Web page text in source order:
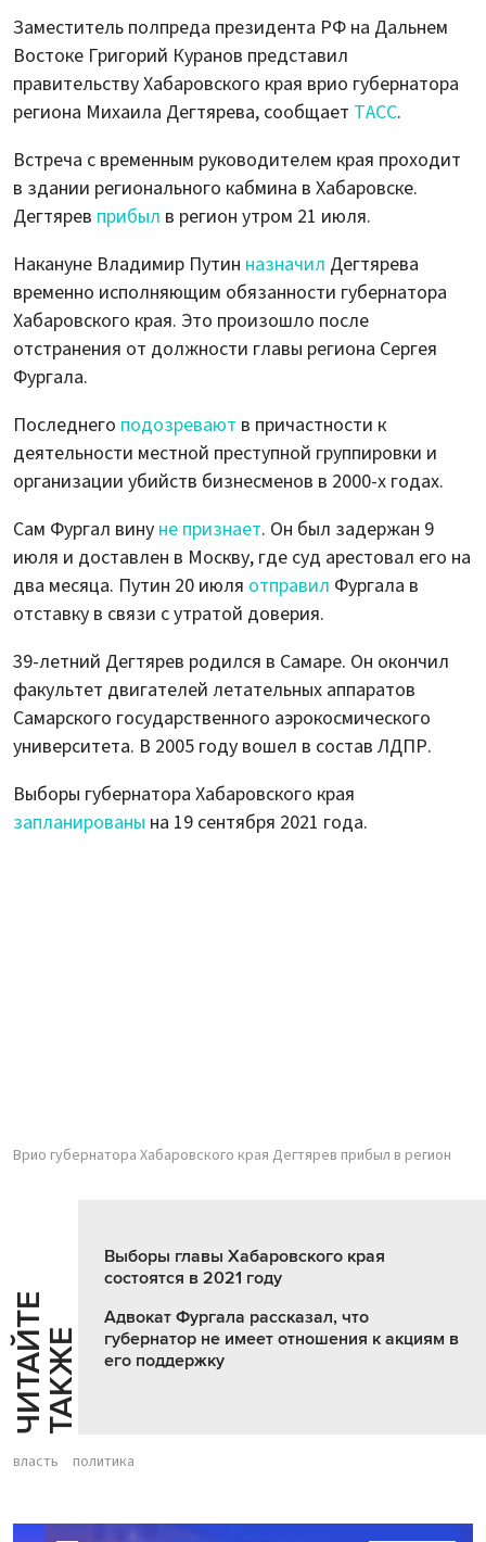
Заместитель полпреда президента РФ на Дальнем
Востоке Григорий Куранов представил
правительству Хабаровского края врио губернатора
региона Михаила Дегтярева, сообщает ТАСС.
Встреча с временным руководителем края проходит
в здании регионального кабмина в Хабаровске.
Дегтярев прибыл в регион утром 21 июля.
Накануне Владимир Путин назначил Дегтярева
временно исполняющим обязанности губернатора
Хабаровского края. Это произошло после
отстранения от должности главы региона Сергея
Фургала.
Последнего подозревают в причастности к
деятельности местной преступной группировки и
организации убийств бизнесменов в 2000-х годах.
Сам Фургал вину не признает. Он был задержан 9
июля и доставлен в Москву, где суд арестовал его на
два месяца. Путин 20 июля отправил Фургала в
отставку в связи с утратой доверия.
39-летний Дегтярев родился в Самаре. Он окончил
факультет двигателей летательных аппаратов
Самарского государственного аэрокосмического
университета. В 2005 году вошел в состав ЛДПР.
Выборы губернатора Хабаровского края
запланированы на 19 сентября 2021 года.
Врио губернатора Хабаровского края Дегтярев прибыл в регион
Ч
И
Т
АЙ
Т
Е
Т
А
К
ЖЕ
Выборы главы Хабаровского края
состоятся в 2021 году
Адвокат Фургала рассказал, что
губернатор не имеет отношения к акциям в
его поддержку
власть политика